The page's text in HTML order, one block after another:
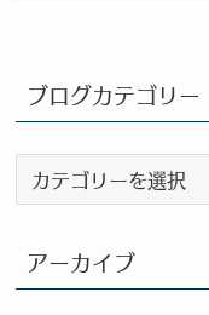
ブログカテゴリー
ロ
カ
テ
アーカイブ